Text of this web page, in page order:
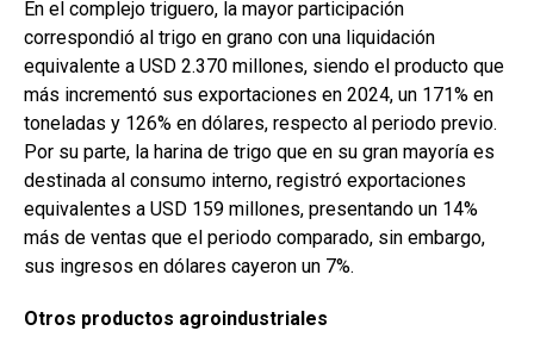
En el complejo triguero, la mayor participación
correspondió al trigo en grano con una liquidación
equivalente a USD 2.370 millones, siendo el producto que
más incrementó sus exportaciones en 2024, un 171% en
toneladas y 126% en dólares, respecto al periodo previo.
Por su parte, la harina de trigo que en su gran mayoría es
destinada al consumo interno, registró exportaciones
equivalentes a USD 159 millones, presentando un 14%
más de ventas que el periodo comparado, sin embargo,
sus ingresos en dólares cayeron un 7%.
Otros productos agroindustriales